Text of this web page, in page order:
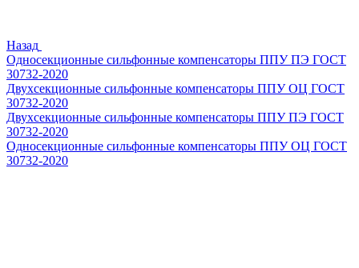
Назад
Односекционные сильфонные компенсаторы ППУ ПЭ ГОСТ
30732-2020
Двухсекционные сильфонные компенсаторы ППУ ОЦ ГОСТ
30732-2020
Двухсекционные сильфонные компенсаторы ППУ ПЭ ГОСТ
30732-2020
Односекционные сильфонные компенсаторы ППУ ОЦ ГОСТ
30732-2020